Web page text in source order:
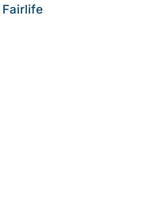
Fairlife